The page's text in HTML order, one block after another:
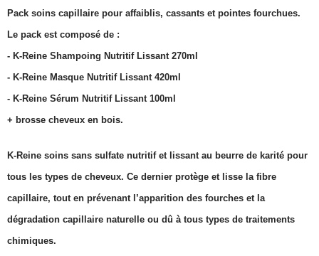
Pack soins capillaire pour affaiblis, cassants et pointes fourchues.
Le pack est composé de :
- K-Reine Shampoing Nutritif Lissant 270ml
- K-Reine Masque Nutritif Lissant 420ml
- K-Reine Sérum Nutritif Lissant 100ml
+ brosse cheveux en bois.
K-Reine soins sans sulfate nutritif et lissant au beurre de karité pour
tous les types de cheveux. Ce dernier protège et lisse la fibre
capillaire, tout en prévenant l’apparition des fourches et la
dégradation capillaire naturelle ou dû à tous types de traitements
chimiques.